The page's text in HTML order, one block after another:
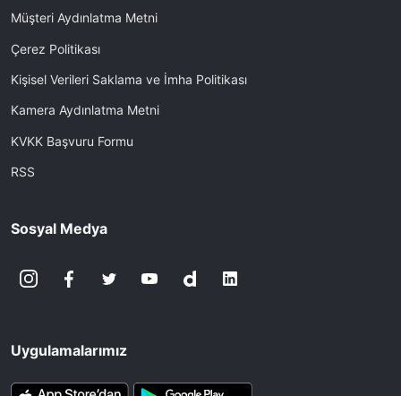
Müşteri Aydınlatma Metni
Çerez Politikası
Kişisel Verileri Saklama ve İmha Politikası
Kamera Aydınlatma Metni
KVKK Başvuru Formu
RSS
Sosyal Medya
Uygulamalarımız